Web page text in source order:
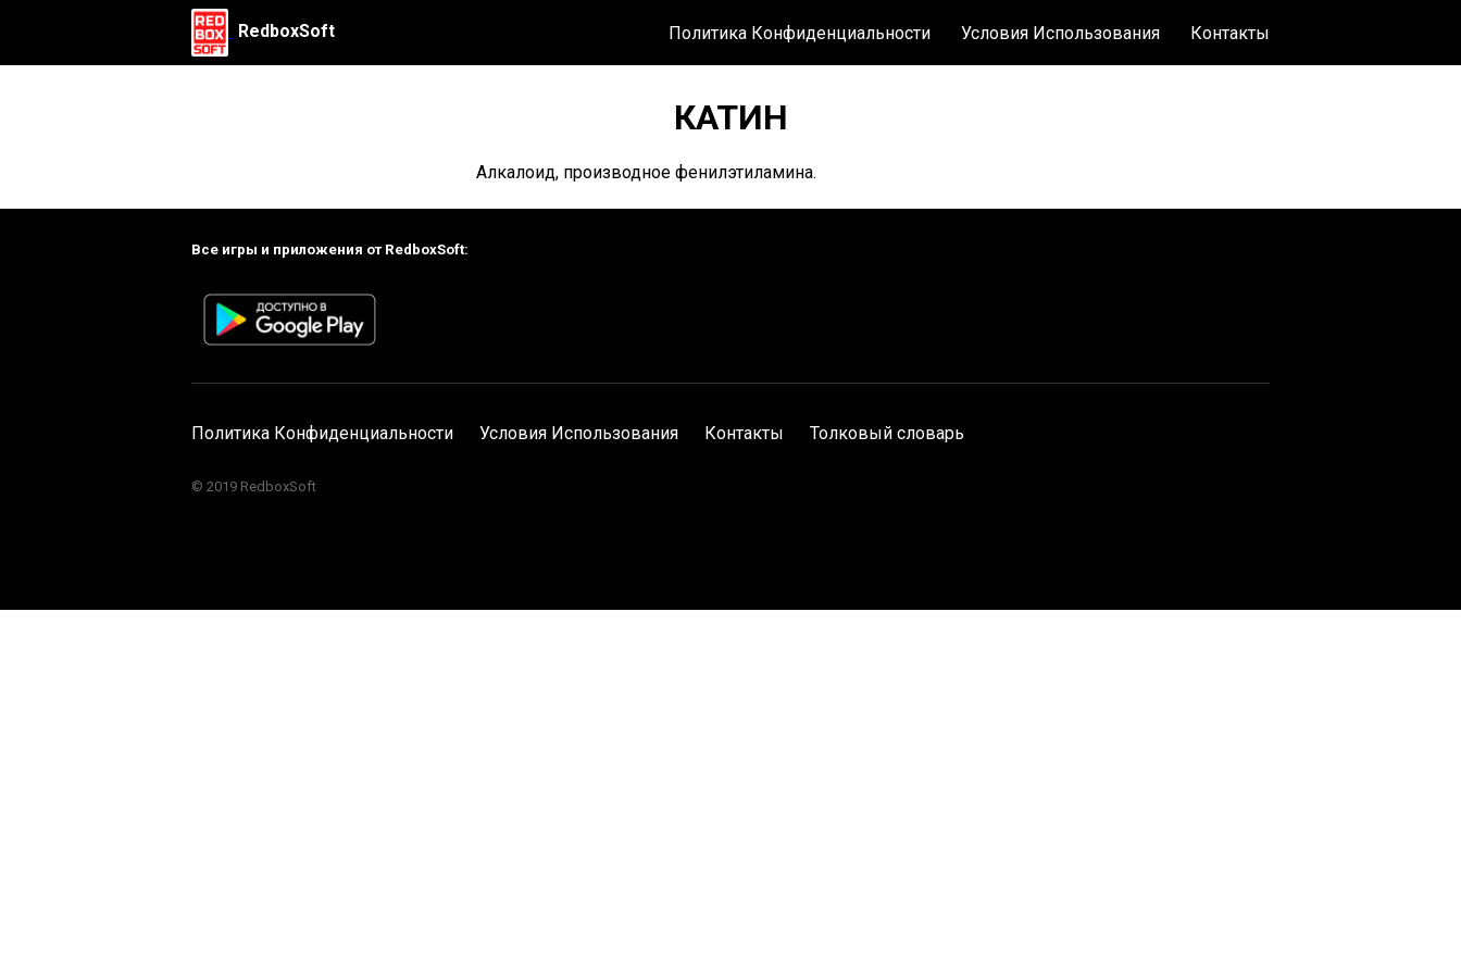
RedboxSoft Политика Конфиденциальности Условия Использования Контакты
КАТИН
Алкалоид, производное фенилэтиламина.
Все игры и приложения от RedboxSoft:
Политика Конфиденциальности Условия Использования Контакты Толковый словарь
© 2019 RedboxSoft